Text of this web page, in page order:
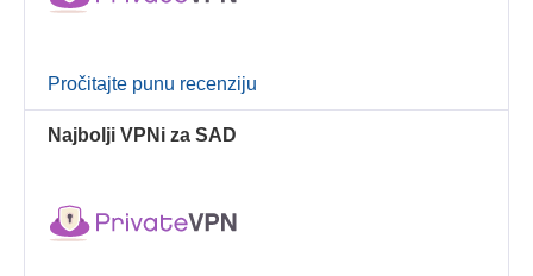
Pročitajte punu recenziju
Najbolji VPNi za SAD